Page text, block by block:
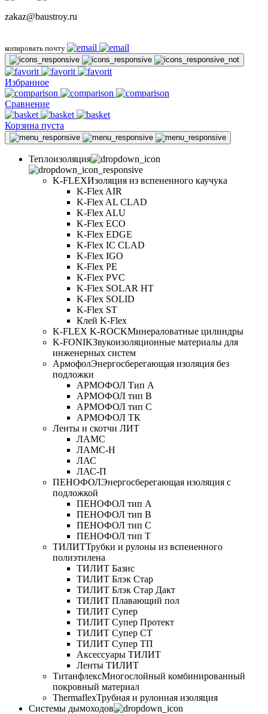
zakaz@baustroy.ru
копировать почту
Избранное
Сравнение
Корзина пуста
Теплоизоляция
K-FLEXИзоляция из вспененного каучука
K-Flex AIR
K-Flex AL CLAD
K-Flex ALU
K-Flex ECO
K-Flex EDGE
K-Flex IC CLAD
K-Flex IGO
K-Flex PE
K-Flex PVC
K-Flex SOLAR HT
K-Flex SOLID
K-Flex ST
Клей K-Flex
K-FLEX K-ROCKМинераловатные цилиндры
K-FONIKЗвукоизоляционные материалы для
инженерных систем
АрмофолЭнергосберегающая изоляция без
подложки
АРМОФОЛ Тип А
АРМОФОЛ тип В
АРМОФОЛ тип C
АРМОФОЛ ТК
Ленты и скотчи ЛИТ
ЛАМС
ЛАМС-Н
ЛАС
ЛАС-П
ПЕНОФОЛЭнергосберегающая изоляция с
подложкой
ПЕНОФОЛ тип А
ПЕНОФОЛ тип B
ПЕНОФОЛ тип C
ПЕНОФОЛ тип T
ТИЛИТТрубки и рулоны из вспененного
полиэтилена
ТИЛИТ Базис
ТИЛИТ Блэк Стар
ТИЛИТ Блэк Стар Дакт
ТИЛИТ Плавающий пол
ТИЛИТ Супер
ТИЛИТ Супер Протект
ТИЛИТ Супер СТ
ТИЛИТ Супер ТП
Аксессуары ТИЛИТ
Ленты ТИЛИТ
ТитанфлексМногослойный комбинированный
покровный материал
ThermaflexТрубная и рулонная изоляция
Cистемы дымоходов